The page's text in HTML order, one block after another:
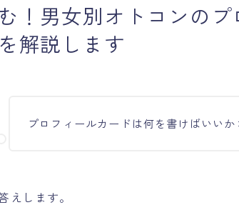
！男女別オトコンの
解説します
プロフィールカードは何を書けばいい
えします。